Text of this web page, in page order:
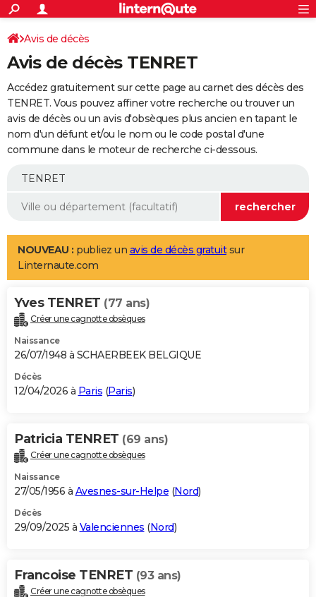
ACTUALITÉS
Politique
Société
Faits Divers
Education
Monde
Villes
+
SPORT
Coupe du monde 2026
Football
Tennis
Cyclisme
Rugby
Forum
Programme TV
TNT
Streaming
Cinéma
Sorties cinéma
Musique
+
FINANCE
Retraite
Epargne
Immobilier
Risques naturels par ville
Banque
Assurance
AUTO
Essais
Réserver un essai
Citadines
Berlines
SUV
Forum auto
+
Mobiles
Meilleur smartphone
Internet
Ordinateurs
Jeux vidéo
Guide high-tech
Aménagement intérieur
LIFESTYLE
Art de vivre
Bien-être
Loisirs
Mode
Modes de vie
Alimentation
Guide de la santé
Maladies
Médicaments
Sommeil
VOYAGE
Destinations
City break
Voyage nature
Voyage de noces
Forum
Climat
+PHOTO
GUIDES D'ACHAT
BONS PLANS
Carte de Noël
Carte Bonne année
Carte Saint-Valentin
Carte Pâques
Carte d'anniversaire
DICTIONNAIRE
Dictionnaire
Biographies
Citations
Expressions
Proverbes
PROGRAMME TV
S'inscrire
Se connecter
Lycées
Collèges
Primaires
Universités
Entreprises
Service militaire
Avis de recherche
AVIS DE DÉCÈS
Bricolage
Lifestyle
Culture
Sport
Auto
Television
Voyage
Cinema
Avis de décès
Avis de décès TENRET
Accédez gratuitement sur cette page au carnet des décès des
TENRET. Vous pouvez affiner votre recherche ou trouver un
avis de décès ou un avis d'obsèques plus ancien en tapant le
nom d'un défunt et/ou le nom ou le code postal d'une
commune dans le moteur de recherche ci-dessous.
NOUVEAU : publiez un avis de décès gratuitsur
Linternaute.com
Yves TENRET (77 ans)
Créer une cagnotte obsèques
Naissance
26/07/1948 à SCHAERBEEK BELGIQUE
Décès
12/04/2026 à Paris (Paris)
Patricia TENRET (69 ans)
Créer une cagnotte obsèques
Naissance
27/05/1956 à Avesnes-sur-Helpe (Nord)
Décès
29/09/2025 à Valenciennes (Nord)
Francoise TENRET (93 ans)
Créer une cagnotte obsèques